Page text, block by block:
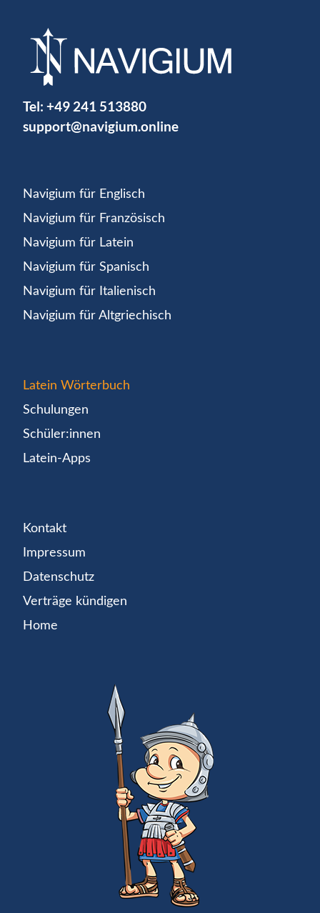
Tel: +49 241 513880
support@navigium.online
Navigium für Englisch
Navigium für Französisch
Navigium für Latein
Navigium für Spanisch
Navigium für Italienisch
Navigium für Altgriechisch
Latein Wörterbuch
Schulungen
Schüler:innen
Latein-Apps
Kontakt
Impressum
Datenschutz
Verträge kündigen
Home